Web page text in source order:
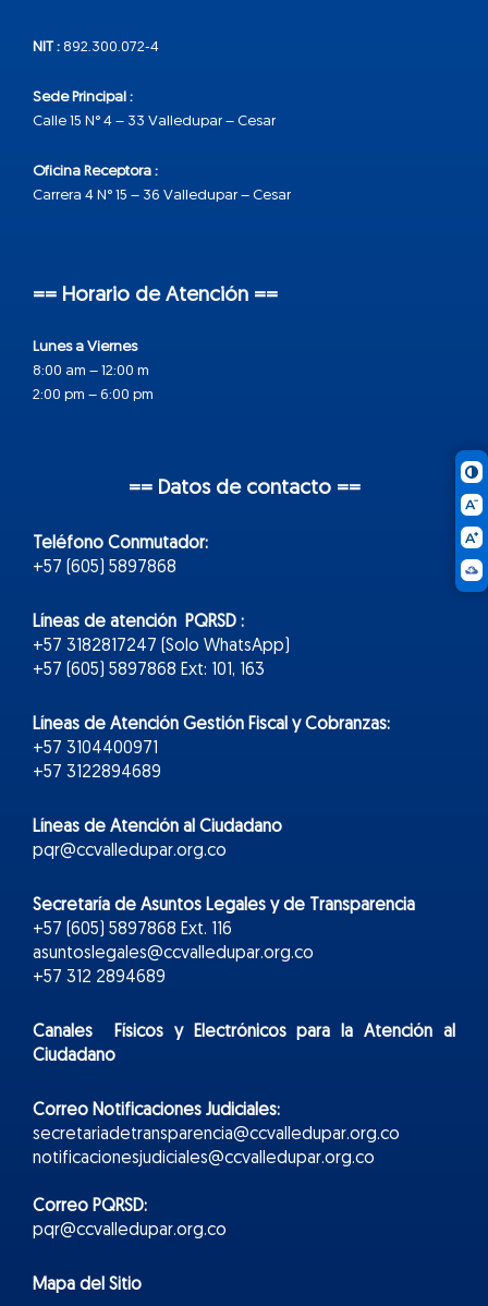
NIT : 892.300.072-4
Sede Principal :
Calle 15 N° 4 – 33 Valledupar – Cesar
Oficina Receptora :
Carrera 4 N° 15 – 36 Valledupar – Cesar
== Horario de Atención ==
Lunes a Viernes
8:00 am – 12:00 m
2:00 pm – 6:00 pm
== Datos de contacto ==
Teléfono Conmutador:
+57 (605) 5897868
Líneas de atención PQRSD :
+57 3182817247 (Solo WhatsApp)
+57 (605) 5897868 Ext: 101, 163
Líneas de Atención Gestión Fiscal y Cobranzas:
+57 3104400971
+57 3122894689
Líneas de Atención al Ciudadano
pqr@ccvalledupar.org.co
Secretaría de Asuntos Legales y de Transparencia
+57 (605) 5897868 Ext. 116
asuntoslegales@ccvalledupar.org.co
+57 312 2894689
Canales Físicos yElectrónicospara la Atención al
Ciudadano
Correo Notificaciones Judiciales:
secretariadetransparencia@ccvalledupar.org.co
notificacionesjudiciales@ccvalledupar.org.co
Correo PQRSD:
pqr@ccvalledupar.org.co
Mapa del Sitio